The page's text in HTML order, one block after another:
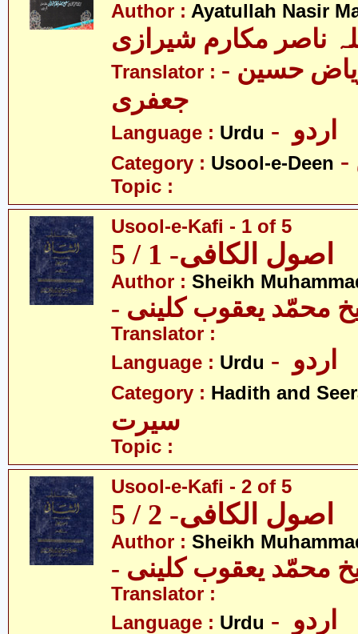
Author : Ayatullah Nasir
ناصر مکارم شیرازی
Translator : - مولانا ریاض حسین
Language : Urdu
Category : Usool-e-Deen
Topic :
Usool-e-Kafi - 1 of 5
اصول الکافی- 1 / 5
Author : Sheikh
محمّد یعقوب کلینی
Translator :
Language : Urdu
Category : Hadith and
سیرت
Topic :
Usool-e-Kafi - 2 of 5
اصول الکافی- 2 / 5
Author : Sheikh
محمّد یعقوب کلینی
Translator :
Language : Urdu